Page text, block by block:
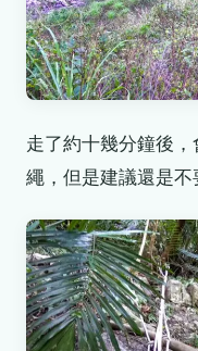
走了約十幾分鐘後
繩，但是建議還是